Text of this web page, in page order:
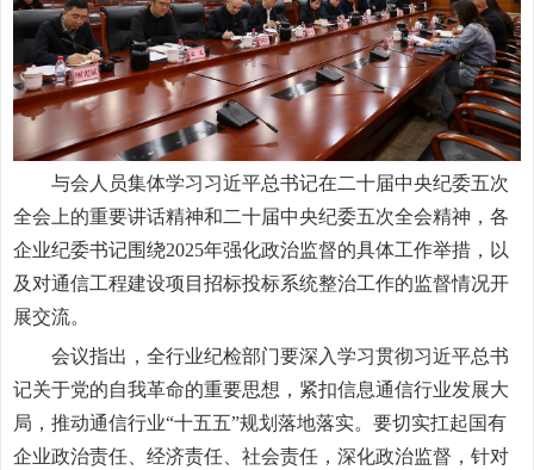
与会人员集体学习习近平总书记在二十届中央纪委五次
全会上的重要讲话精神和二十届中央纪委五次全会精神，各
企业纪委书记围绕2025年强化政治监督的具体工作举措，以
及对通信工程建设项目招标投标系统整治工作的监督情况开
展交流。
会议指出，全行业纪检部门要深入学习贯彻习近平总书
记关于党的自我革命的重要思想，紧扣信息通信行业发展大
局，推动通信行业“十五五”规划落地落实。要切实扛起国有
企业政治责任、经济责任、社会责任，深化政治监督，针对